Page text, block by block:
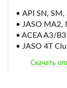
• API SN, SM,
• JASO MA2,
• ACEA A3/B3
• JASO 4T
Скачать